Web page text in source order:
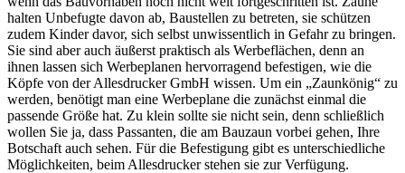
halten Unbefugte davon ab, Baustellen zu betreten, sie schützen
zudem Kinder davor, sich selbst unwissentlich in Gefahr zu bringen.
Sie sind aber auch äußerst praktisch als Werbeflächen, denn an
ihnen lassen sich Werbeplanen hervorragend befestigen, wie die
Köpfe von der Allesdrucker GmbH wissen. Um ein „Zaunkönig“ zu
werden, benötigt man eine Werbeplane die zunächst einmal die
passende Größe hat. Zu klein sollte sie nicht sein, denn schließlich
wollen Sie ja, dass Passanten, die am Bauzaun vorbei gehen, Ihre
Botschaft auch sehen. Für die Befestigung gibt es unterschiedliche
Möglichkeiten, beim Allesdrucker stehen sie zur Verfügung.